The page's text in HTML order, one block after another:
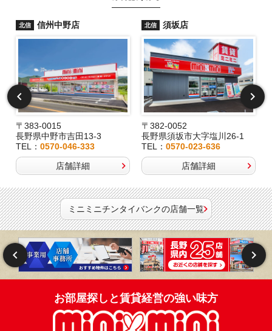
北信 信州中野店
〒383-0015
長野県中野市吉田13-3
TEL： 0570-046-333
店舗詳細
北信 須坂店
〒382-0052
長野県須坂市大字塩川26-1
TEL：0570-023-636
店舗詳細
ミニミニチンタイバンクの店舗一覧
お部屋探しと賃貸経営の強い味方